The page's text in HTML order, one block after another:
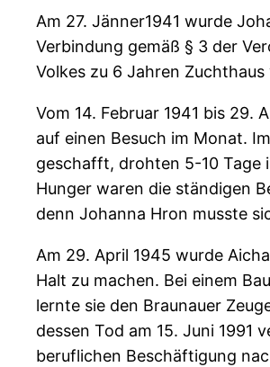
Am 27. Jänner1941 wurde
Verbindung gemäß § 3 der
Volkes zu 6 Jahren
Vom 14. Februar 1941 bis
auf einen Besuch im Monat.
geschafft, drohten 5-10 Tage
Hunger waren die ständigen
denn Johanna Hron musste
Am 29. April 1945 wurde
Halt zu machen. Bei einem
lernte sie den Braunauer
dessen Tod am 15. Juni 1991
beruflichen Beschäftigung